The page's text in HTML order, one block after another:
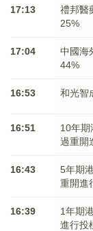
17:13
禮邦醫
25%
17:04
中國海
44%
16:53 和光智
16:51
10年期
過重開
16:43
5年期
重開進
16:39
1年期
進行投